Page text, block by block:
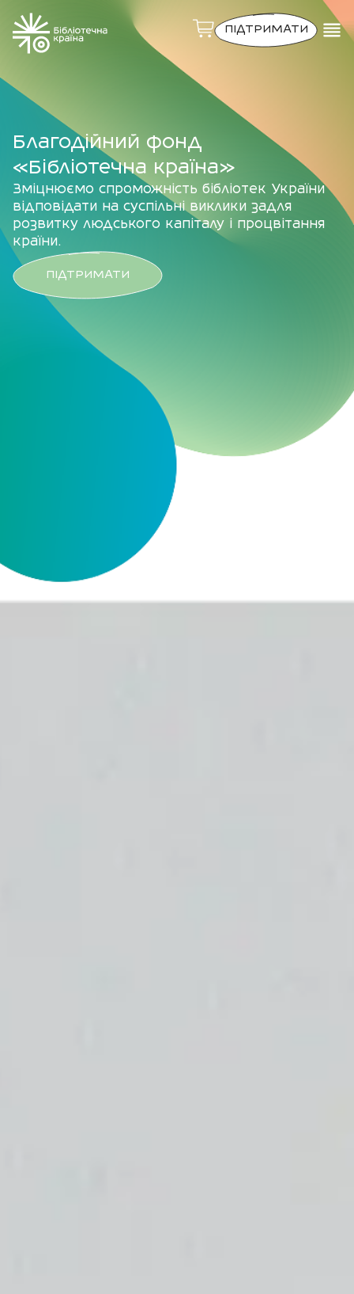
ПІДТРИМАТИ
Благодійний фонд
«Бібліотечна країна»
Зміцнюємо спроможність бібліотек України
відповідати на суспільні виклики задля
розвитку людського капіталу і процвітання
країни.
ПІДТРИМАТИ